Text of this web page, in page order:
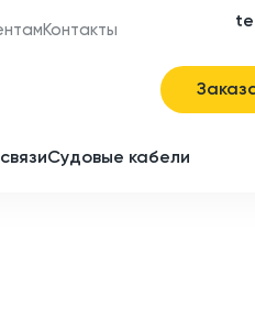
Контакты
Судовые кабели